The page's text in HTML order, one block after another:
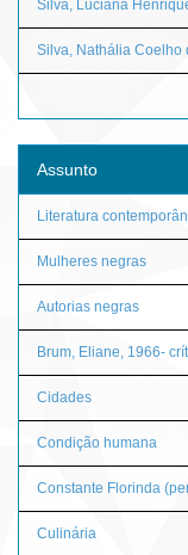
Silva, Luciana
Silva, Nathália Coelho
Assunto
Literatura
Mulheres negras
Autorias negras
Brum, Eliane, 1966-
Cidades
Condição humana
Constante Florinda
Culinária